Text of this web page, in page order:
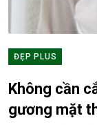
ĐẸP PLUS
Không cần
gương mặt